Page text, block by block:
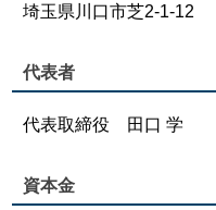
埼玉県川口市芝2-1-12
代表者
代表取締役 田口 学
資本金